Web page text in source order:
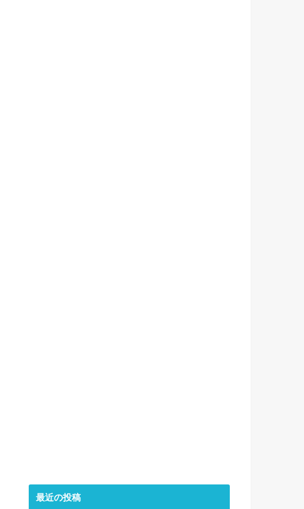
最近の投稿